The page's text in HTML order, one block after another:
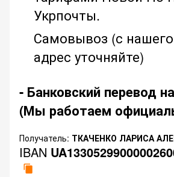
Укрпочты.
Самовывоз (с
адрес уточняйте)
- Банковский перевод
(Мы работаем
Получатель: ТКАЧЕНКО ЛАРИСА
IBAN